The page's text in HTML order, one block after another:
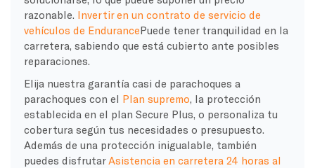
razonable. Invertir en un contrato de servicio de
vehículos de EndurancePuede tener tranquilidad en la
carretera, sabiendo que está cubierto ante posibles
reparaciones.
Elija nuestra garantía casi de parachoques a
parachoques con el Plan supremo, la protección
establecida en el plan Secure Plus, o personaliza tu
cobertura según tus necesidades o presupuesto.
Además de una protección inigualable, también
puedes disfrutarAsistencia en carretera 24 horas al